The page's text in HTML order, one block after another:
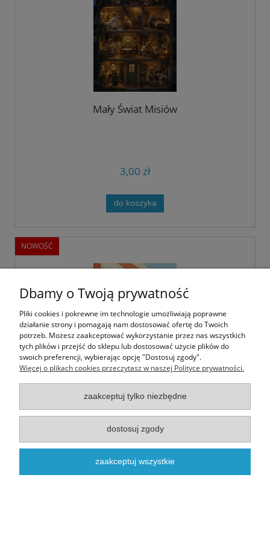
Mały Świat Misiów
3,00 zł
do koszyka
Mruczaste Wakacje
3,00 zł
NOWOŚĆ
Dbamy o Twoją prywatność
Pliki cookies i pokrewne im technologie umożliwiają poprawne
działanie strony i pomagają nam dostosować ofertę do Twoich
potrzeb. Możesz zaakceptować wykorzystanie przez nas wszystkich
tych plików i przejść do sklepu lub dostosować użycie plików do
swoich preferencji, wybierając opcję "Dostosuj zgody".
Więcej o plikach cookies przeczytasz w naszej Polityce prywatności.
zaakceptuj tylko niezbędne
dostosuj zgody
zaakceptuj wszystkie